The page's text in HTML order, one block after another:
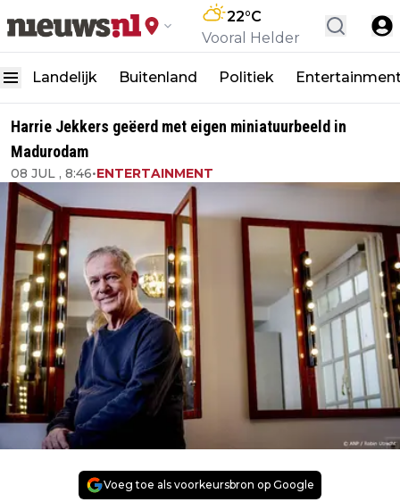
22°C
Vooral Helder
Landelijk Buitenland Politiek
Harrie Jekkers geëerd met eigen miniatuurbeeld in
Madurodam
08 JUL , 8:46•ENTERTAINMENT
Voeg toe als voorkeursbron op Google